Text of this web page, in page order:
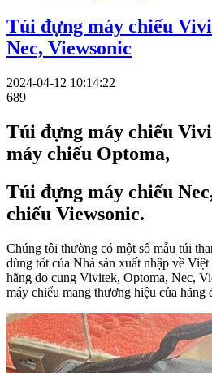
Túi đựng máy chiếu
Nec, Viewsonic
2024-04-12 10:14:22
689
Túi đựng máy chiếu
máy chiếu Optoma,
Túi đựng máy chiếu
chiếu Viewsonic.
Chúng tôi thường có một số mẫu túi
dùng tốt của Nhà sản xuất nhập về Việt
hãng do cung Vivitek, Optoma, Nec,
máy chiếu mang thương hiệu của hãng